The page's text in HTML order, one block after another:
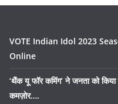
VOTE Indian Idol 2023
Online
‘थैंक यू फॉर कमिंग’ ने जनता को
कमज़ोर….